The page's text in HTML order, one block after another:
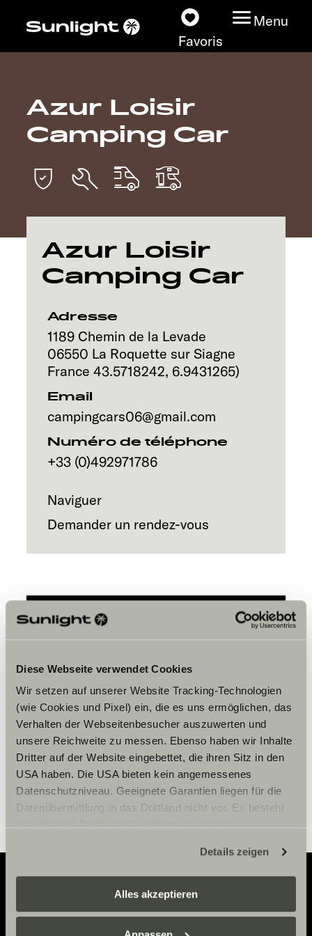
Diese Webseite verwendet Cookies
Wir setzen auf unserer Website Tracking-Technologien
(wie Cookies und Pixel) ein, die es uns ermöglichen, das
Verhalten der Webseitenbesucher auszuwerten und
unsere Reichweite zu messen. Ebenso haben wir Inhalte
Dritter auf der Website eingebettet, die ihren Sitz in den
USA haben. Die USA bieten kein angemessenes
Datenschutzniveau. Geeignete Garantien liegen für die
Datenübermittlung in das Drittland nicht vor. Es besteht
zustehen. Eingesetzte Dienstleister können Daten für
eigene Zwecke verarbeiten und mit anderen Daten
zusammenführen. Weitere Informationen finden Sie hier:
Datenschutzerklärung
Details zeigen
Alles akzeptieren
Favoris
Menu
Nos modèles
Recherchez votre
Nos concessionnaires
Découvrir
Service
Azur Loisir
Camping Car
Azur Loisir
Camping Car
Adresse
1189 Chemin de la Levade
06550 La Roquette sur Siagne
France 43.5718242, 6.9431265)
Email
campingcars06@gmail.com
Numéro de téléphone
+33 (0)492971786
Naviguer
Demander un rendez-vous
afficher le contenu.
Paramètre des cookies
Adventure